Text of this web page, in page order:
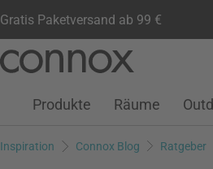
Gratis Paketversand ab 99 €
Suchfeld
Kundenkonto
Wunschliste
Warenkorb
Produkte Räume
Inspiration Connox Blog Ratgeber